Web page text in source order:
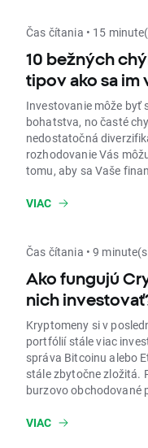
zodpovedať, kde
Čas čítania • 15
10 bežných
tipov ako sa im
Investovanie môže byť
bohatstva, no časté
nedostatočná
rozhodovanie Vás
tomu, aby sa Vaše
VIAC
Čas čítania • 9
Ako fungujú
nich
Kryptomeny si v
portfólií stále viac
správa Bitcoinu alebo
stále zbytočne zložitá.
burzovo obchodované
kryptomeny podobne
VIAC